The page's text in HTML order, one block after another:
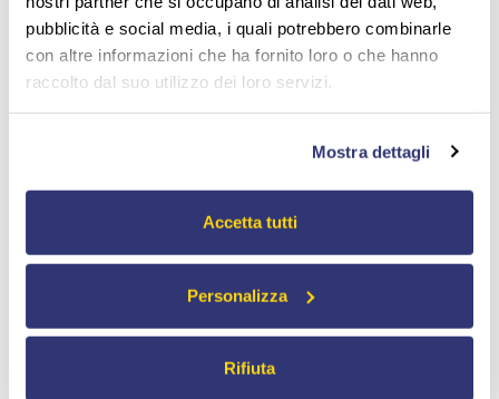
pubblicità e social media, i quali potrebbero combinarle
con altre informazioni che ha fornito loro o che hanno
raccolto dal suo utilizzo dei loro servizi.
Mostra dettagli
Accetta tutti
Personalizza
Rifiuta
Per il reparto
Le soluzioni più originali ed innovative per aumentare la
produttività, migliorare le performance qualitative e dare